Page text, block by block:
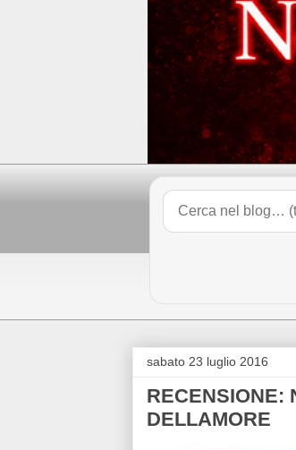
sabato 23 luglio 2016
RECENSIONE:
DELLAMORE